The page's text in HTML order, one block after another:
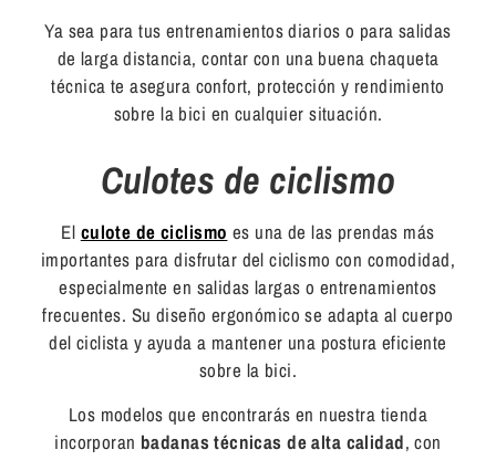
Ya sea para tus entrenamientos diarios o para salidas
de larga distancia, contar con una buena chaqueta
técnica te asegura confort, protección y rendimiento
sobre la bici en cualquier situación.
Culotes de ciclismo
El culote de ciclismo es una de las prendas más
importantes para disfrutar del ciclismo con comodidad,
especialmente en salidas largas o entrenamientos
frecuentes. Su diseño ergonómico se adapta al cuerpo
del ciclista y ayuda a mantener una postura eficiente
sobre la bici.
Los modelos que encontrarás en nuestra tienda
incorporan badanas técnicas de alta calidad, con